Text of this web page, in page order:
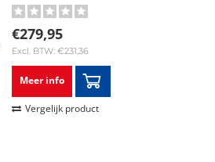
€279,95
Excl. BTW: €231,36
Meer info
Vergelijk product